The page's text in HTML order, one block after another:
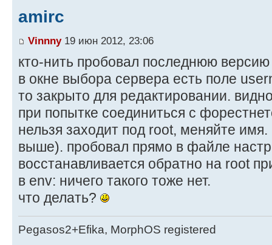
amirc
Vinnny19 июн 2012, 23:06
кто-нить пробовал последнюю
в окне выбора сервера есть поле
то закрыто для редактировании.
при попытке соединиться с
нельзя заходит под root, меняйте
выше). пробовал прямо в файле
восстанавливается обратно на root
в env: ничего такого тоже нет.
что делать?
Pegasos2+Efika, MorphOS registered